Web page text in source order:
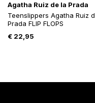
Agatha Ruiz de la Prada
Teenslippers Agatha Ruiz
Prada FLIP FLOPS
€ 22,95